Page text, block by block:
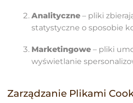
Analityczne – pliki
statystyczne o sposobie
Marketingowe – pliki
wyświetlanie
Zarządzanie Plikami